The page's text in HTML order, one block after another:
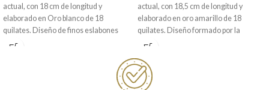
actual, con 18 cm de longitud y
elaborado en Oro blanco de 18
quilates. Diseño de finos eslabones
lisos en terminación brillo,
actual, con 18,5 cm de longitud y
elaborado en oro amarillo de 18
quilates. Diseño formado por la
consecución de preciosas perlas
lisas. Una joya para siempre.
Puedes encontrarlo en nuestras